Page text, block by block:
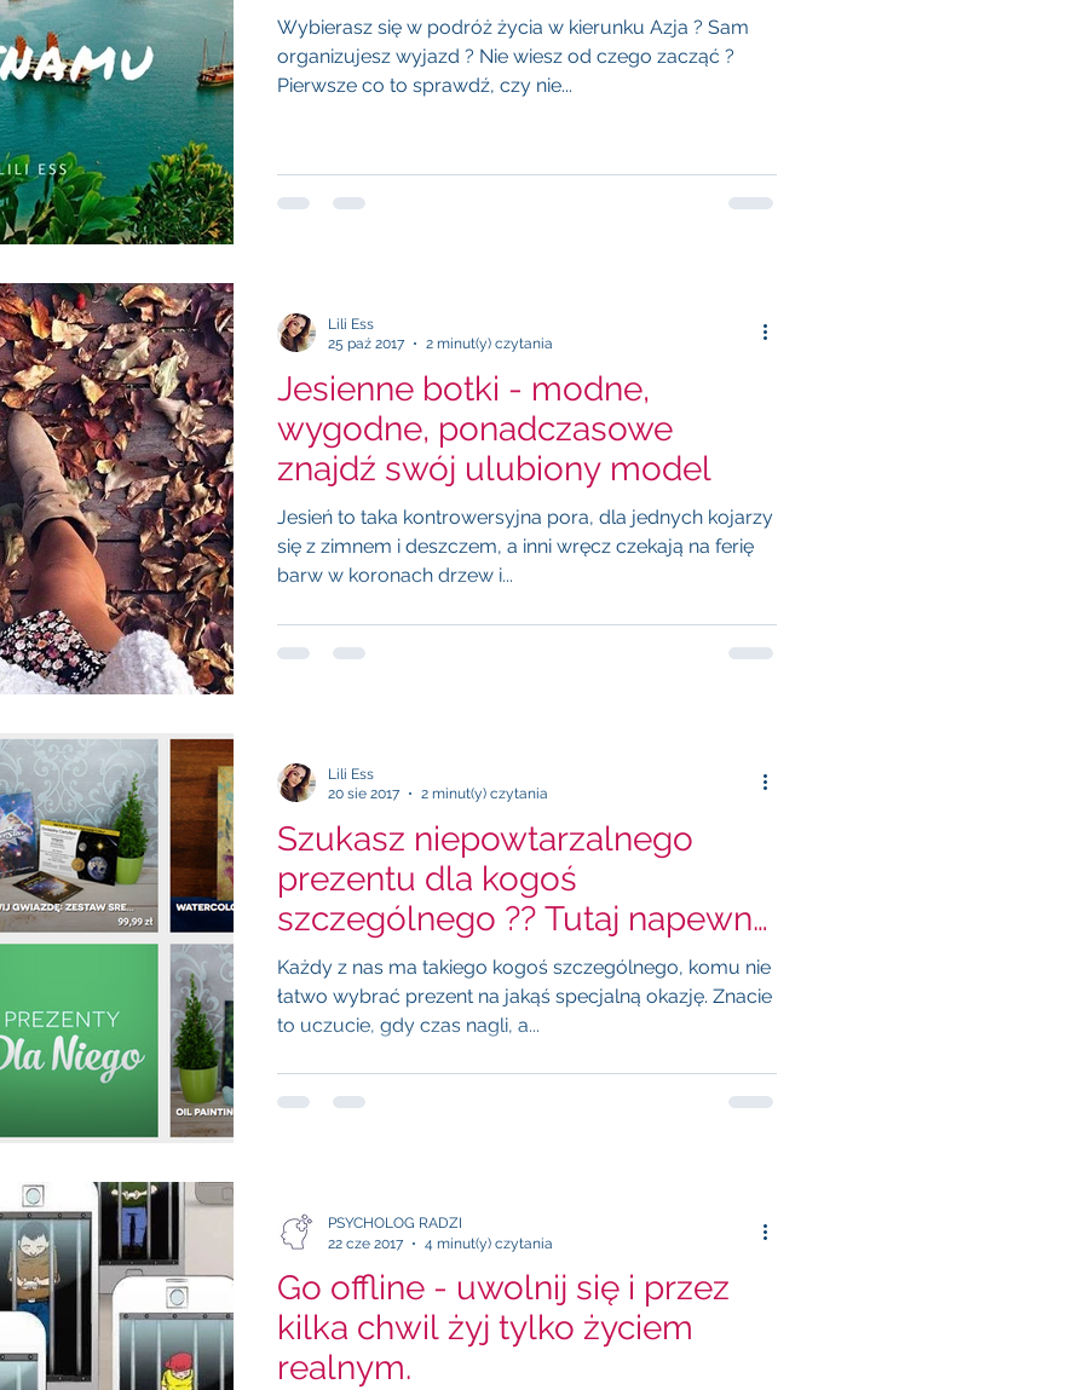
Wybierasz się w podróż życia w kierunku Azja ? Sam
organizujesz wyjazd ? Nie wiesz od czego zacząć ?
Pierwsze co to sprawdź, czy nie...
Jesienne botki - modne,
wygodne, ponadczasowe
znajdź swój ulubiony model
Jesień to taka kontrowersyjna pora, dla jednych kojarzy
się z zimnem i deszczem, a inni wręcz czekają na ferię
barw w koronach drzew i...
Lili Ess
25 paź 2017
2 minut(y) czytania
Szukasz niepowtarzalnego
prezentu dla kogoś
szczególnego ?? Tutaj napewno
znajdziesz coś takiego !
Każdy z nas ma takiego kogoś szczególnego, komu nie
łatwo wybrać prezent na jakąś specjalną okazję. Znacie
to uczucie, gdy czas nagli, a...
Lili Ess
20 sie 2017
2 minut(y) czytania
Go offline - uwolnij się i przez
kilka chwil żyj tylko życiem
realnym.
PSYCHOLOG RADZI
22 cze 2017
4 minut(y) czytania